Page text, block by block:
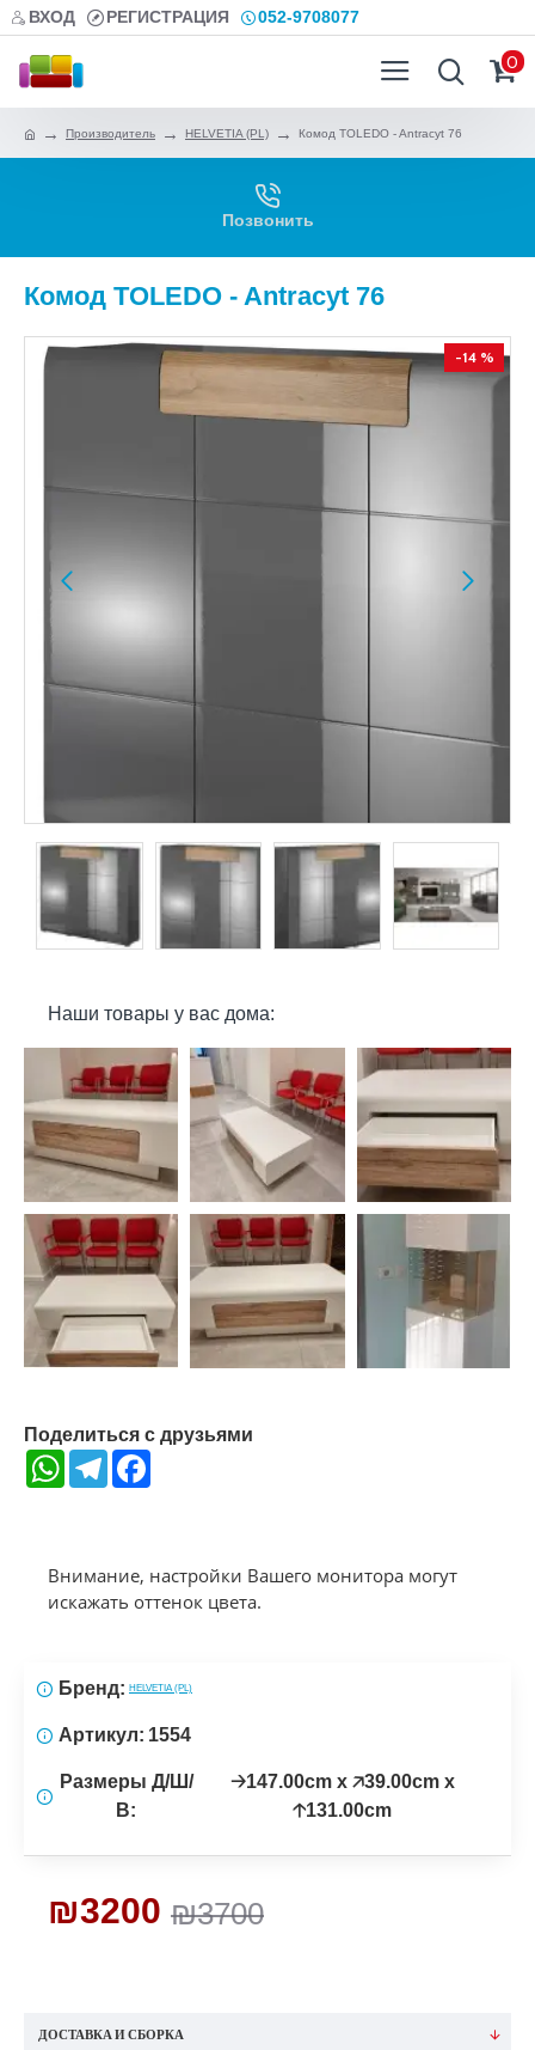
ВХОД РЕГИСТРАЦИЯ 052-9708077
0
Производитель HELVETIA (PL) Комод TOLEDO - Antracyt 76
Позвонить
Комод TOLEDO - Antracyt 76
-14 %
Наши товары у вас дома:
Поделиться с друзьями
WhatsAppTelegram
Внимание, настройки Вашего монитора могут
искажать оттенок цвета.
₪3700
₪3200
Бренд: HELVETIA (PL)
Артикул: 1554
Размеры Д/Ш/
В:
🡢147.00cm x 🡥39.00cm x
🡡131.00cm
ДОСТАВКА И СБОРКА